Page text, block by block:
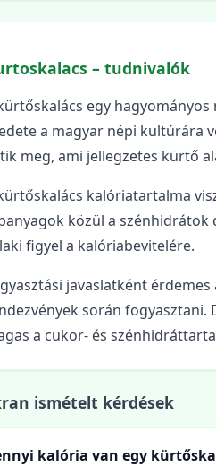
– tudnivalók
egy
a magyar népi kultúrára
meg, ami jellegzetes kürtő
kalóriatartalma
közül a
figyel a kalóriabevitelére.
javaslatként
során
a cukor- és
ismételt kérdések
kalória van egy